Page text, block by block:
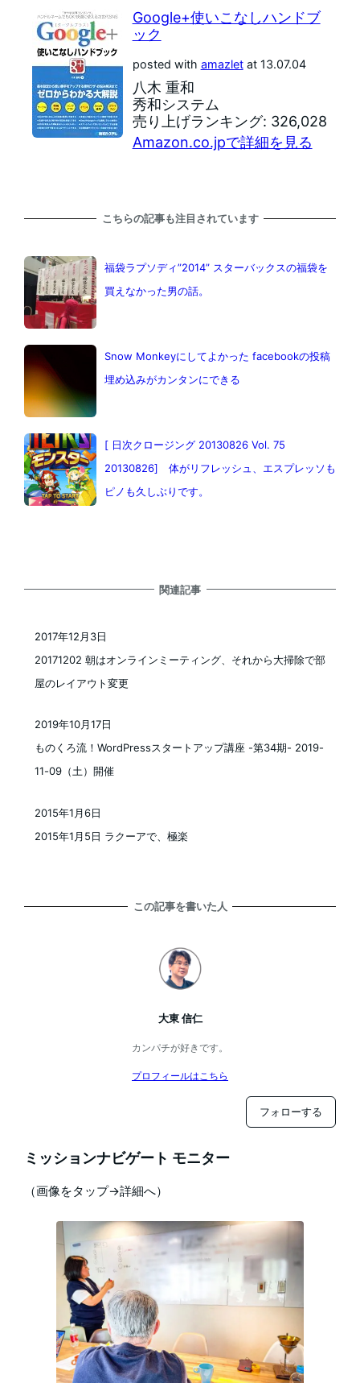
Google+使いこなしハンドブ
ック
posted with amazletat 13.07.04
八木 重和
秀和システム
売り上げランキング: 326,028
Amazon.co.jpで詳細を見る
こちらの記事も注目されています
福袋ラプソディ”2014” スターバックスの福袋を
買えなかった男の話。
Snow Monkeyにしてよかった facebookの投稿
埋め込みがカンタンにできる
[ 日次クロージング 20130826 Vol. 75
20130826] 体がリフレッシュ、エスプレッソも
ピノも久しぶりです。
関連記事
20171202 朝はオンラインミーティング、それから大掃除で部
屋のレイアウト変更
投稿日
2017年12月3日
ものくろ流！WordPressスタートアップ講座 -第34期- 2019-
11-09（土）開催
2019年10月17日
2015年1月5日 ラクーアで、極楽
2015年1月6日
この記事を書いた人
大東 信仁
カンパチが好きです。
プロフィールはこちら
フォローする
ミッションナビゲート モニター
（画像をタップ→詳細へ）